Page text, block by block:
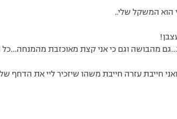
הוא המשקל שלי..
מהבושה וגם כי אני קצת מאוכזבת
חייבת עזרה חייבת משהו שיזכיר ליי את הדחף